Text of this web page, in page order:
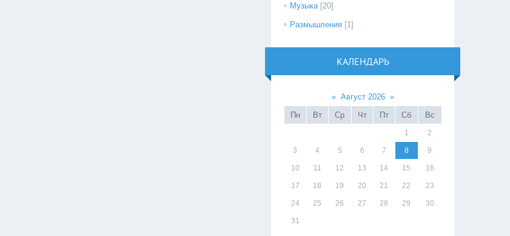
Музыка [20]
Размышления [1]
КАЛЕНДАРЬ
« Август 2026 »
Пн
Вт Ср Чт Пт Сб Вс
1 2
3 4 5 6 7 8 9
10 11 12 13 14 15 16
17 18 19 20 21 22 23
24 25 26 27 28 29 30
31